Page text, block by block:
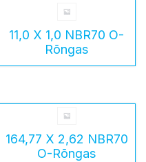
11,0 X 1,0 NBR70 O-
Rõngas
164,77 X 2,62 NBR70
O-Rõngas